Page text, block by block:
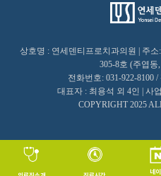
상호명 : 연세덴티프로치과의원 | 주
305-8호 (주엽
전화번호: 031-922-8100
대표자 : 최용석 외 4인 | 사
COPYRIGHT 2025
네